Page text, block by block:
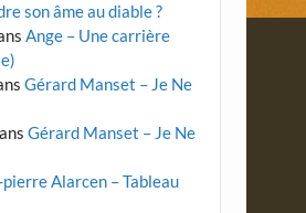
son âme au diable ?
Ange – Une carrière
Gérard Manset – Je Ne
Gérard Manset – Je Ne
pierre Alarcen – Tableau